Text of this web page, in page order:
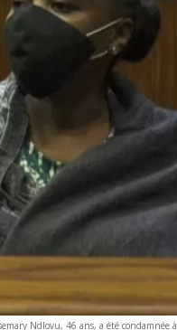
Ndlovu, 46 ans, a été